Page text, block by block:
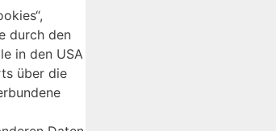
durch den
in den USA
über die